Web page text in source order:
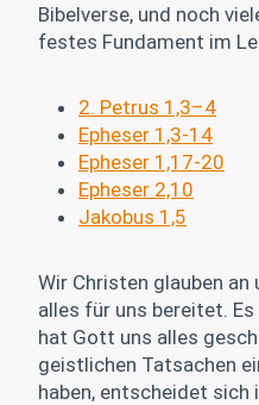
Bibelverse, und noch
festes Fundament im
2. Petrus 1,3–4
Epheser 1,3-14
Epheser 1,17-20
Epheser 2,10
Jakobus 1,5
Wir Christen glauben an
alles für uns bereitet.
hat Gott uns alles
geistlichen Tatsachen
haben, entscheidet sich